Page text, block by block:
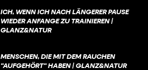
ICH, WENN ICH NACH LÄNGERER PAUSE
WIEDER ANFANGE ZU TRAINIEREN |
GLANZ&NATUR
MENSCHEN, DIE MIT DEM RAUCHEN
"AUFGEHÖRT" HABEN | GLANZ&NATUR